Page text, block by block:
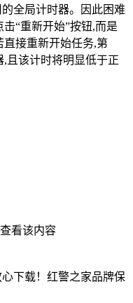
全局计时器。因此困难
“重新开始”按钮,而是
接重新开始任务,第
,且该计时将明显低于正
看该内容
下载！红警之家品牌保